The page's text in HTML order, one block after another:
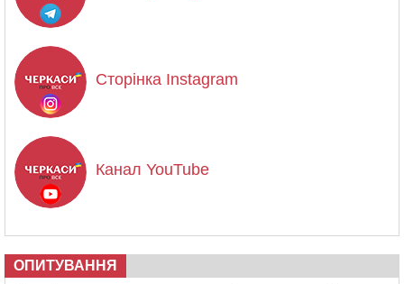
Сторінка Instagram
Канал YouTube
ОПИТУВАННЯ